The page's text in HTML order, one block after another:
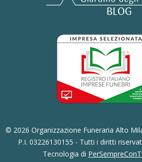
© 2026 Organizzazione Funeraria Alto
P.I. 03226130155 - Tutti i diritti
Tecnologia di